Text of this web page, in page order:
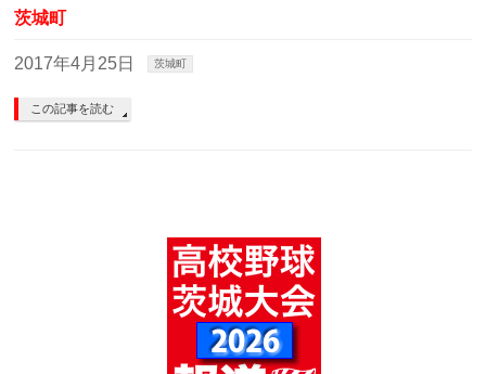
茨城町
2017年4月25日 茨城町
この記事を読む